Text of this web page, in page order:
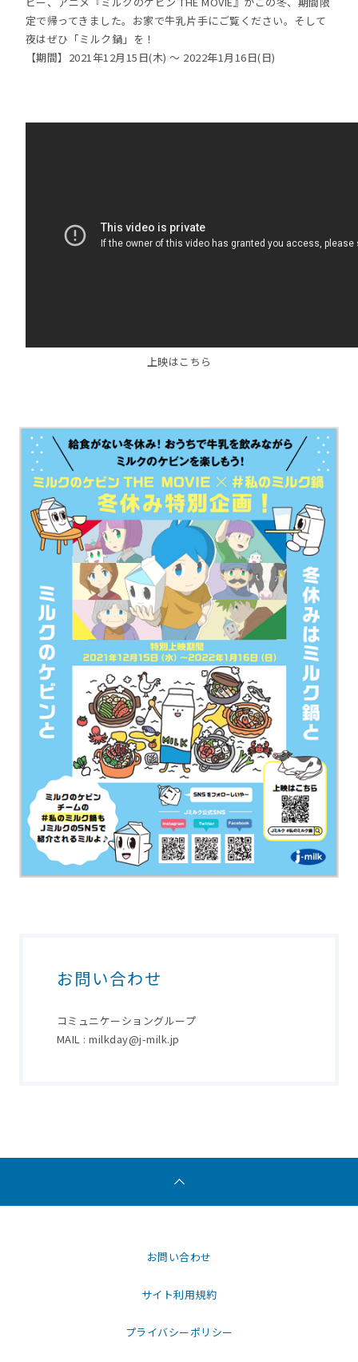
定で帰ってきました。お家で牛乳片手にご覧ください。そして
夜はぜひ「ミルク鍋」を！
【期間】2021年12月15日(木) ～ 2022年1月16日(日)
上映はこちら
お問い合わせ
コミュニケーショングループ
MAIL : milkday@j-milk.jp
お問い合わせ
サイト利用規約
プライバシーポリシー